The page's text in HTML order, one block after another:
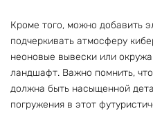
Кроме того, можно добавить
подчеркивать атмосферу
неоновые вывески или
ландшафт. Важно помнить,
должна быть насыщенной
погружения в этот